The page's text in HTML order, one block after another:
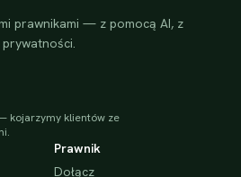
prawnikami — z pomocą AI, z
kojarzymy klientów ze
Prawnik
Dołącz